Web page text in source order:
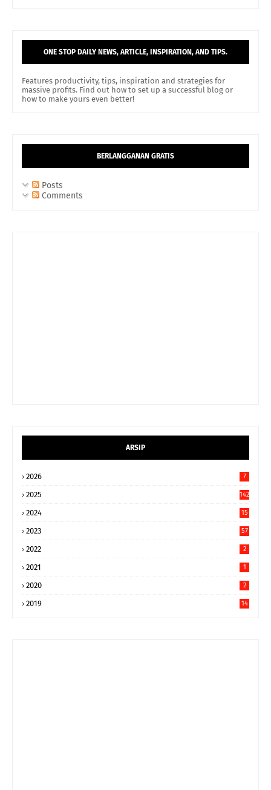
ONE STOP DAILY NEWS, ARTICLE, INSPIRATION, AND TIPS.
Features productivity, tips, inspiration and strategies for
massive profits. Find out how to set up a successful blog or
how to make yours even better!
BERLANGGANAN GRATIS
Posts
Comments
ARSIP
2026 7
2025 142
2024
15
2023 57
2022 2
2021 1
2020 2
2019 14